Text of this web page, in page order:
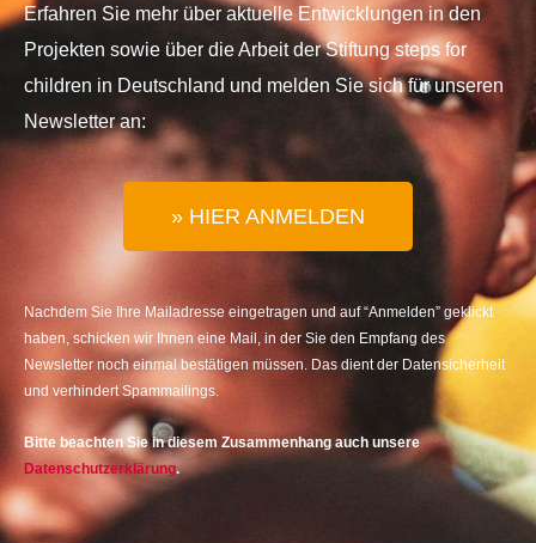
Erfahren Sie mehr über aktuelle Entwicklungen in den
Projekten sowie über die Arbeit der Stiftung steps for
children in Deutschland und melden Sie sich für unseren
Newsletter an:
» HIER ANMELDEN
Nachdem Sie Ihre Mailadresse eingetragen und auf “Anmelden” geklickt
haben, schicken wir Ihnen eine Mail, in der Sie den Empfang des
Newsletter noch einmal bestätigen müssen. Das dient der Datensicherheit
und verhindert Spammailings.
Bitte beachten Sie in diesem Zusammenhang auch unsere
Datenschutzerklärung.